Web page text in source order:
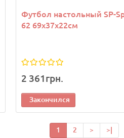
Футбол настольный SP-
62 69х37х22см
2 361грн.
Закончился
1 2 > >|